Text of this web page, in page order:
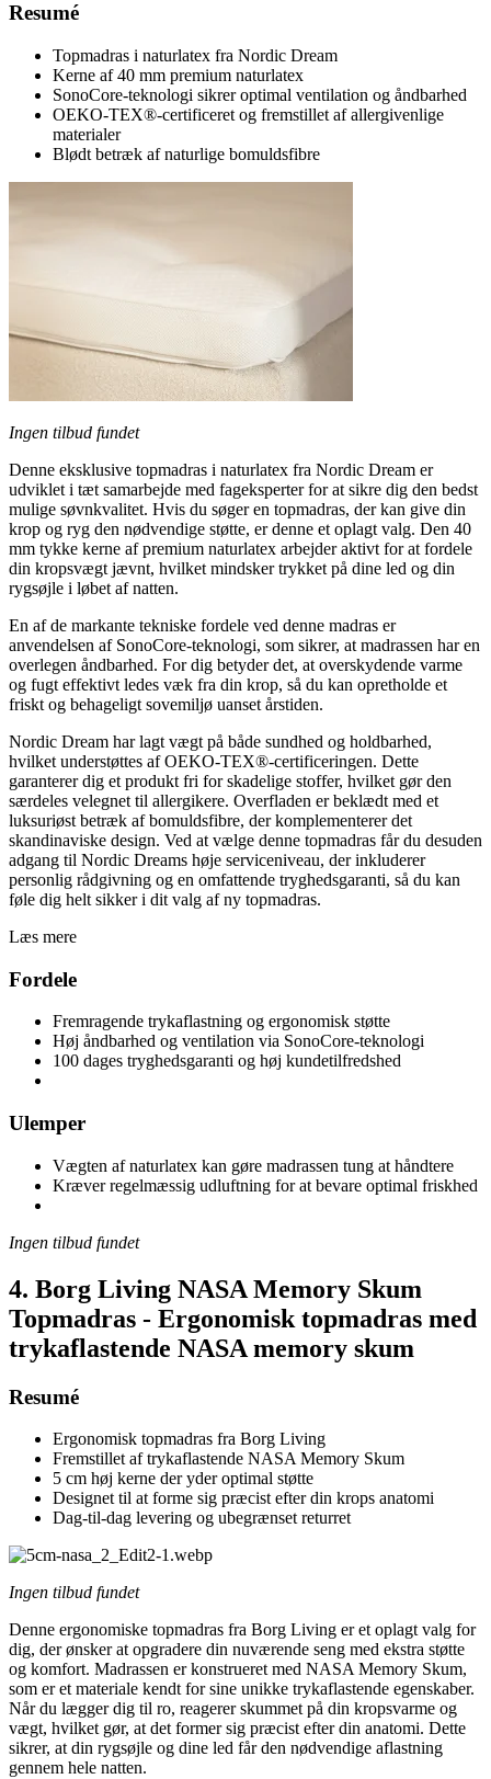
Resumé
Topmadras i naturlatex fra Nordic Dream
Kerne af 40 mm premium naturlatex
SonoCore-teknologi sikrer optimal ventilation og åndbarhed
OEKO-TEX®-certificeret og fremstillet af allergivenlige
materialer
Blødt betræk af naturlige bomuldsfibre
Ingen tilbud fundet
Denne eksklusive topmadras i naturlatex fra Nordic Dream er
udviklet i tæt samarbejde med fageksperter for at sikre dig den bedst
mulige søvnkvalitet. Hvis du søger en topmadras, der kan give din
krop og ryg den nødvendige støtte, er denne et oplagt valg. Den 40
mm tykke kerne af premium naturlatex arbejder aktivt for at fordele
din kropsvægt jævnt, hvilket mindsker trykket på dine led og din
rygsøjle i løbet af natten.
En af de markante tekniske fordele ved denne madras er
anvendelsen af SonoCore-teknologi, som sikrer, at madrassen har en
overlegen åndbarhed. For dig betyder det, at overskydende varme
og fugt effektivt ledes væk fra din krop, så du kan opretholde et
friskt og behageligt sovemiljø uanset årstiden.
Nordic Dream har lagt vægt på både sundhed og holdbarhed,
hvilket understøttes af OEKO-TEX®-certificeringen. Dette
garanterer dig et produkt fri for skadelige stoffer, hvilket gør den
særdeles velegnet til allergikere. Overfladen er beklædt med et
luksuriøst betræk af bomuldsfibre, der komplementerer det
skandinaviske design. Ved at vælge denne topmadras får du desuden
adgang til Nordic Dreams høje serviceniveau, der inkluderer
personlig rådgivning og en omfattende tryghedsgaranti, så du kan
føle dig helt sikker i dit valg af ny topmadras.
Læs mere
Fordele
Fremragende trykaflastning og ergonomisk støtte
Høj åndbarhed og ventilation via SonoCore-teknologi
100 dages tryghedsgaranti og høj kundetilfredshed
Ulemper
Vægten af naturlatex kan gøre madrassen tung at håndtere
Kræver regelmæssig udluftning for at bevare optimal friskhed
Ingen tilbud fundet
4. Borg Living NASA Memory Skum
Topmadras - Ergonomisk topmadras med
trykaflastende NASA memory skum
Resumé
Ergonomisk topmadras fra Borg Living
Fremstillet af trykaflastende NASA Memory Skum
5 cm høj kerne der yder optimal støtte
Designet til at forme sig præcist efter din krops anatomi
Dag-til-dag levering og ubegrænset returret
Ingen tilbud fundet
Denne ergonomiske topmadras fra Borg Living er et oplagt valg for
dig, der ønsker at opgradere din nuværende seng med ekstra støtte
og komfort. Madrassen er konstrueret med NASA Memory Skum,
som er et materiale kendt for sine unikke trykaflastende egenskaber.
Når du lægger dig til ro, reagerer skummet på din kropsvarme og
vægt, hvilket gør, at det former sig præcist efter din anatomi. Dette
sikrer, at din rygsøjle og dine led får den nødvendige aflastning
gennem hele natten.